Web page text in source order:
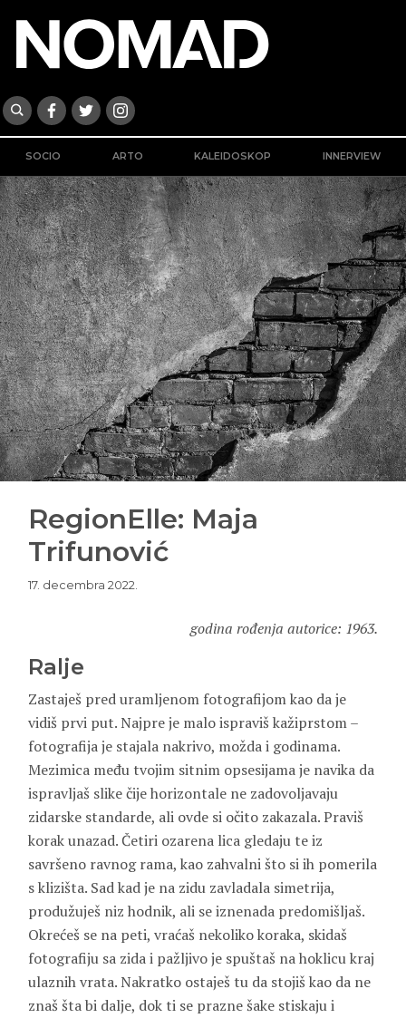
SOCIO ARTO KALEIDOSKOP INNERVIEW
RegionElle: Maja
Trifunović
17. decembra 2022.
godina rođenja autorice: 1963.
Ralje
Zastaješ pred uramljenom fotografijom kao da je
vidiš prvi put. Najpre je malo ispraviš kažiprstom –
fotografija je stajala nakrivo, možda i godinama.
Mezimica među tvojim sitnim opsesijama je navika da
ispravljaš slike čije horizontale ne zadovoljavaju
zidarske standarde, ali ovde si očito zakazala. Praviš
korak unazad. Četiri ozarena lica gledaju te iz
savršeno ravnog rama, kao zahvalni što si ih pomerila
s klizišta. Sad kad je na zidu zavladala simetrija,
produžuješ niz hodnik, ali se iznenada predomišljaš.
Okrećeš se na peti, vraćaš nekoliko koraka, skidaš
fotografiju sa zida i pažljivo je spuštaš na hoklicu kraj
ulaznih vrata. Nakratko ostaješ tu da stojiš kao da ne
znaš šta bi dalje, dok ti se prazne šake stiskaju i